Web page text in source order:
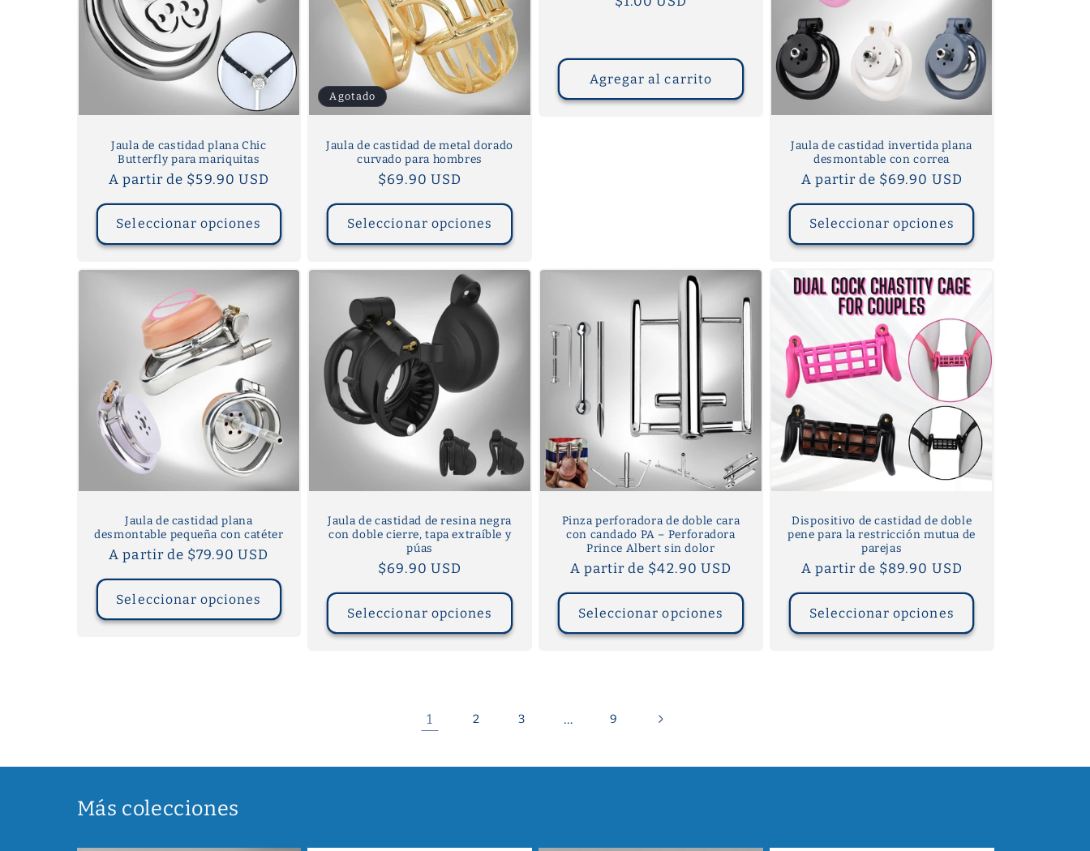
Jaula de castidad plana Chic
Butterfly para mariquitas
Precio
A partir de $59.90 USD
Seleccionar opciones
Agotado
Jaula de castidad de metal dorado
curvado para hombres
Precio
$69.90 USD
Seleccionar opciones
Agregar al carrito
Jaula de castidad invertida plana
desmontable con correa
Precio
A partir de $69.90 USD
Seleccionar opciones
Jaula de castidad plana
desmontable pequeña con catéter
Precio
A partir de $79.90 USD
Seleccionar opciones
Jaula de castidad de resina negra
con doble cierre, tapa extraíble y
púas
Precio
$69.90 USD
Seleccionar opciones
Pinza perforadora de doble cara
con candado PA – Perforadora
Prince Albert sin dolor
Precio
A partir de $42.90 USD
Seleccionar opciones
Dispositivo de castidad de doble
pene para la restricción mutua de
parejas
Precio
A partir de $89.90 USD
Seleccionar opciones
1 2 3 … 9
Más colecciones